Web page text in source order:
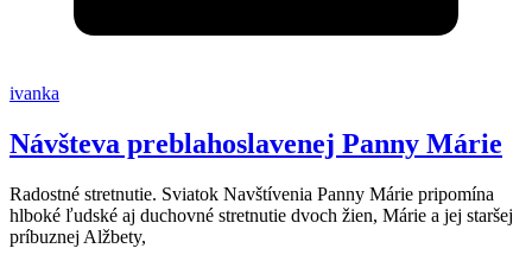
ivanka
Návšteva preblahoslavenej Panny Márie
Radostné stretnutie. Sviatok Navštívenia Panny Márie pripomína
hlboké ľudské aj duchovné stretnutie dvoch žien, Márie a jej staršej
príbuznej Alžbety,